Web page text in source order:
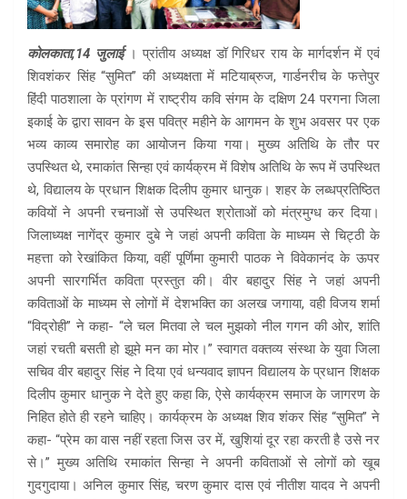
कोलकाता,14 जुलाई । प्रांतीय अध्यक्ष डॉ गिरिधर राय के मार्गदर्शन में एवं
शिवशंकर सिंह “सुमित” की अध्यक्षता में मटियाब्रुज, गार्डनरीच के फत्तेपुर
हिंदी पाठशाला के प्रांगण में राष्ट्रीय कवि संगम के दक्षिण 24 परगना जिला
इकाई के द्वारा सावन के इस पवित्र महीने के आगमन के शुभ अवसर पर एक
भव्य काव्य समारोह का आयोजन किया गया। मुख्य अतिथि के तौर पर
उपस्थित थे, रमाकांत सिन्हा एवं कार्यक्रम में विशेष अतिथि के रूप में उपस्थित
थे, विद्यालय के प्रधान शिक्षक दिलीप कुमार धानुक। शहर के लब्धप्रतिष्ठित
कवियों ने अपनी रचनाओं से उपस्थित श्रोताओं को मंत्रमुग्ध कर दिया।
जिलाध्यक्ष नागेंद्र कुमार दुबे ने जहां अपनी कविता के माध्यम से चिट्ठी के
महत्ता को रेखांकित किया, वहीं पूर्णिमा कुमारी पाठक ने विवेकानंद के ऊपर
अपनी सारगर्भित कविता प्रस्तुत की। वीर बहादुर सिंह ने जहां अपनी
कविताओं के माध्यम से लोगों में देशभक्ति का अलख जगाया, वही विजय शर्मा
“विद्रोही” ने कहा- “ले चल मितवा ले चल मुझको नील गगन की ओर, शांति
जहां रचती बसती हो झूमे मन का मोर।” स्वागत वक्तव्य संस्था के युवा जिला
सचिव वीर बहादुर सिंह ने दिया एवं धन्यवाद ज्ञापन विद्यालय के प्रधान शिक्षक
दिलीप कुमार धानुक ने देते हुए कहा कि, ऐसे कार्यक्रम समाज के जागरण के
निहित होते ही रहने चाहिए। कार्यक्रम के अध्यक्ष शिव शंकर सिंह “सुमित” ने
कहा- “प्रेम का वास नहीं रहता जिस उर में, खुशियां दूर रहा करती है उसे नर
से।” मुख्य अतिथि रमाकांत सिन्हा ने अपनी कविताओं से लोगों को खूब
गुदगुदाया। अनिल कुमार सिंह, चरण कुमार दास एवं नीतीश यादव ने अपनी